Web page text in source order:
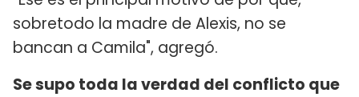
sobretodo la madre de Alexis, no se
bancan a Camila", agregó.
Se supo toda la verdad del conflicto que